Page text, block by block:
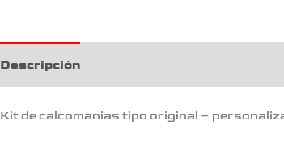
Descripción
Kit de calcomanias tipo original –